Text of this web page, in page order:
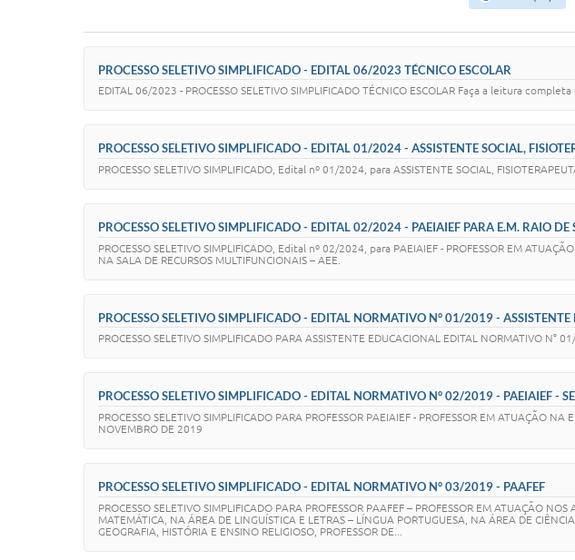
PROCESSO SELETIVO SIMPLIFICADO - EDITAL 06/2023 TÉCNICO ESCOLAR
EDITAL 06/2023 - PROCESSO SELETIVO SIMPLIFICADO TÉCNICO ESCOLAR Faça a leitura
PROCESSO SELETIVO SIMPLIFICADO - EDITAL 01/2024 - ASSISTENTE SOCIAL,
PROCESSO SELETIVO SIMPLIFICADO, Edital nº 01/2024, para ASSISTENTE SOCIAL,
PROCESSO SELETIVO SIMPLIFICADO - EDITAL 02/2024 - PAEIAIEF PARA E.M. RAIO DE
PROCESSO SELETIVO SIMPLIFICADO, Edital nº 02/2024, para PAEIAIEF - PROFESSOR EM
NA SALA DE RECURSOS MULTIFUNCIONAIS – AEE.
PROCESSO SELETIVO SIMPLIFICADO - EDITAL NORMATIVO N° 01/2019 -
PROCESSO SELETIVO SIMPLIFICADO PARA ASSISTENTE EDUCACIONAL EDITAL NORMATIVO N°
PROCESSO SELETIVO SIMPLIFICADO - EDITAL NORMATIVO N° 02/2019 - PAEIAIEF -
PROCESSO SELETIVO SIMPLIFICADO PARA PROFESSOR PAEIAIEF - PROFESSOR EM ATUAÇÃO
NOVEMBRO DE 2019
PROCESSO SELETIVO SIMPLIFICADO - EDITAL NORMATIVO N° 03/2019 - PAAFEF
PROCESSO SELETIVO SIMPLIFICADO PARA PROFESSOR PAAFEF – PROFESSOR EM ATUAÇÃO
MATEMÁTICA, NA ÁREA DE LINGUÍSTICA E LETRAS – LÍNGUA PORTUGUESA, NA ÁREA DE
GEOGRAFIA, HISTÓRIA E ENSINO RELIGIOSO, PROFESSOR DE...